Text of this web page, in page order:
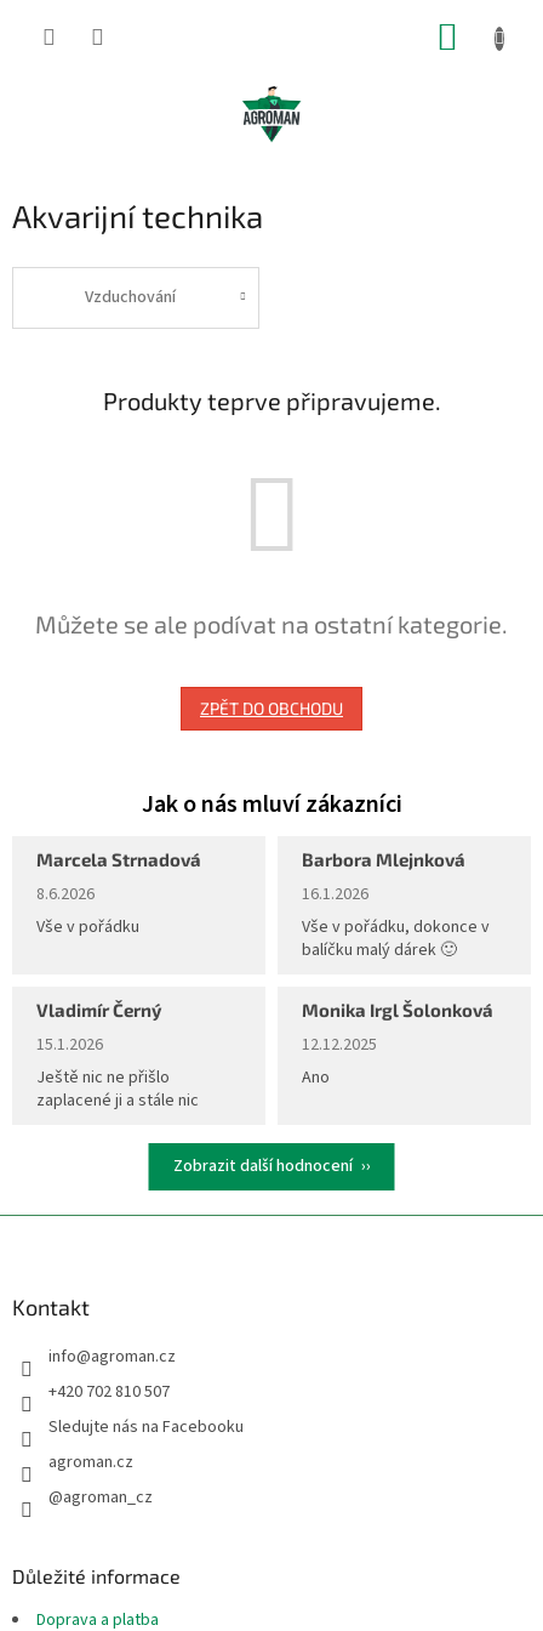
Akvarijní technika
Vzduchování
Produkty teprve připravujeme.
Můžete se ale podívat na ostatní kategorie.
ZPĚT DO OBCHODU
Marcela Strnadová
Hodnocení obchodu je 5 z 5 hvězdiček.
8.6.2026
Vše v pořádku
Barbora Mlejnková
Hodnocení obchodu je 5 z 5
16.1.2026
Vše v pořádku, dokonce v
balíčku malý dárek 🙂
Vladimír Černý
Hodnocení obchodu je 5 z 5 hvězdiček.
15.1.2026
Ještě nic ne přišlo
zaplacené ji a stále nic
Monika Irgl Šolonková
Hodnocení obchodu je 5 z 5
12.12.2025
Ano
Zobrazit další hodnocení
Kontakt
info@agroman.cz
+420 702 810 507
Sledujte nás na Facebooku
agroman.cz
@agroman_cz
Důležité informace
Doprava a platba